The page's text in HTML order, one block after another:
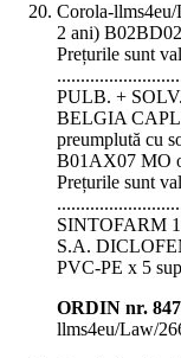
Corola-
2 ani)
Prețurile sunt
PULB. +
BELGIA
preumplută cu
B01AX07 MO
Prețurile sunt
SINTOFARM
S.A.
PVC-PE x 5
ORDIN nr.
llms4eu/Law/